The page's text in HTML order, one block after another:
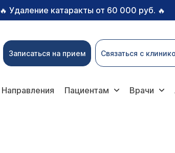
🔥 Удаление катаракты от 60 000 руб. 🔥
Записаться на прием Связаться с
Направления Пациентам Врачи